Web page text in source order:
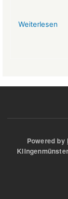
Weiterlesen
Powered by